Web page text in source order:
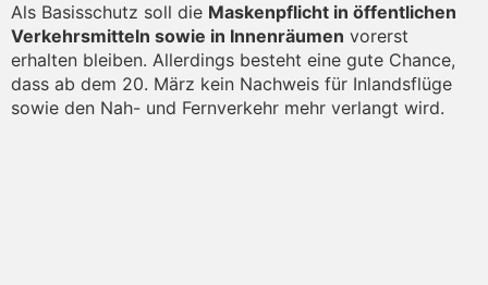
Als Basisschutz soll die Maskenpflicht in öffentlichen
Verkehrsmitteln sowie in Innenräumen vorerst
erhalten bleiben. Allerdings besteht eine gute Chance,
dass ab dem 20. März kein Nachweis für Inlandsflüge
sowie den Nah- und Fernverkehr mehr verlangt wird.